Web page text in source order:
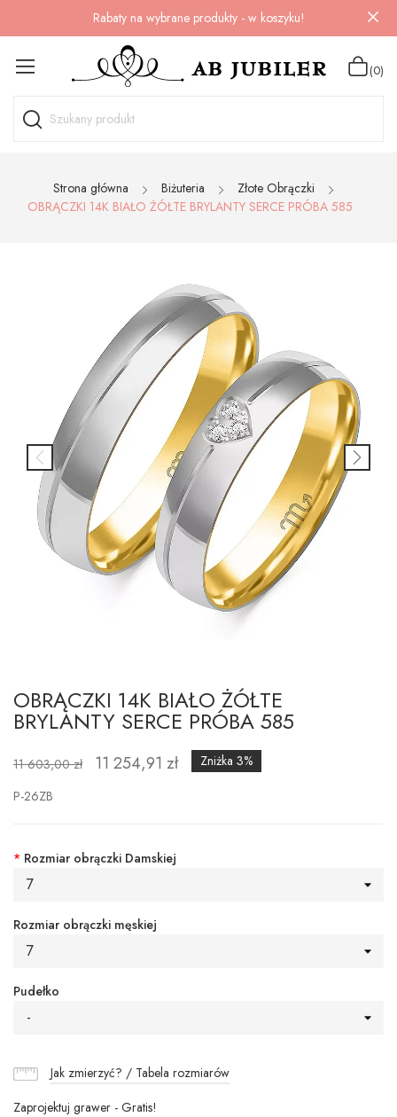
Rabaty na wybrane produkty - w koszyku!
(0)
Strona główna Biżuteria
Złote Obrączki
OBRĄCZKI 14K BIAŁO ŻÓŁTE BRYLANTY SERCE PRÓBA 585
OBRĄCZKI 14K BIAŁO ŻÓŁTE
BRYLANTY SERCE PRÓBA 585
11 603,00 zł 11 254,91 zł
Zniżka 3%
P-26ZB
* Rozmiar obrączki Damskiej
7
Rozmiar obrączki męskiej
7
Pudełko
-
Jak zmierzyć? / Tabela rozmiarów
Zaprojektuj grawer - Gratis!